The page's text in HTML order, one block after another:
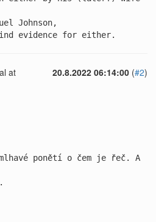
find evidence for either.
20.8.2022 06:14:00 (#2)
at
ponětí o čem je řeč. A